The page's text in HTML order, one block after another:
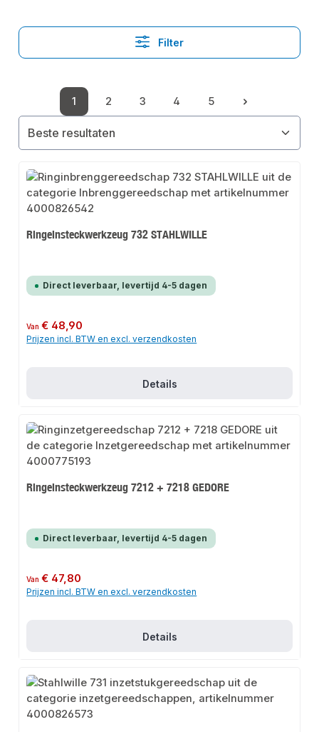
Filter
Pagina
1
Pagina
2
Pagina
3
Pagina
4
Pagina
5
Ringeinsteckwerkzeug 732 STAHLWILLE
Direct leverbaar, levertijd 4-5 dagen
Normale prijs:
Van€ 48,90
Prijzen incl. BTW en excl. verzendkosten
Details
Ringeinsteckwerkzeug 7212 + 7218 GEDORE
Direct leverbaar, levertijd 4-5 dagen
Normale prijs:
Van€ 47,80
Prijzen incl. BTW en excl. verzendkosten
Details